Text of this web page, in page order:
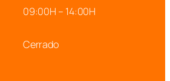
09:00H – 14:00H
Cerrado